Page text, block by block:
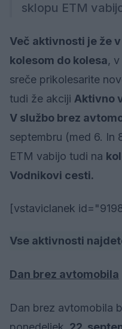
sklopu ETM
Več aktivnosti je že v
kolesom do kolesa,
sreče prikolesarite
tudi že akciji Aktivno
V službo brez
septembru (med 6. In
ETM vabijo tudi na
Vodnikovi cesti.
[vstaviclanek
Vse aktivnosti
Dan brez avtomobila
Dan brez avtomobila